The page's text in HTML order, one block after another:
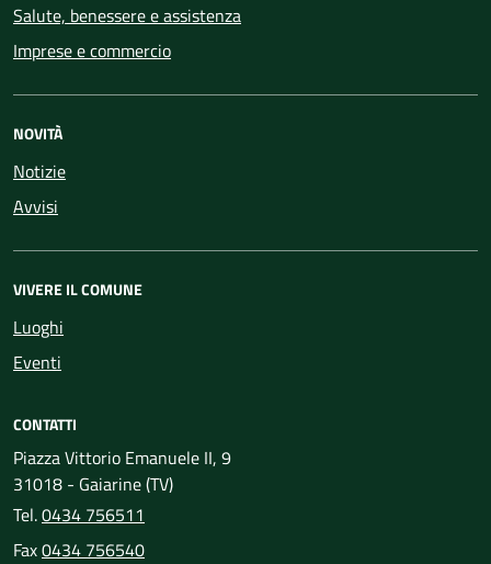
Salute, benessere e assistenza
Imprese e commercio
NOVITÀ
Notizie
Avvisi
VIVERE IL COMUNE
Luoghi
Eventi
CONTATTI
Piazza Vittorio Emanuele II, 9
31018 - Gaiarine (TV)
Tel.0434 756511
Fax0434 756540